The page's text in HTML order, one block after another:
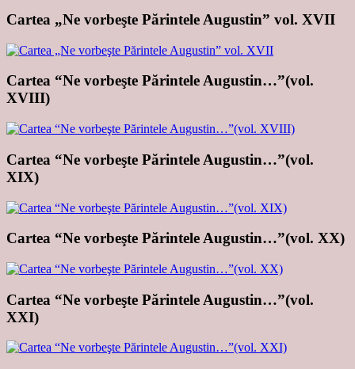
Cartea „Ne vorbeşte Părintele Augustin” vol. XVII
Cartea “Ne vorbeşte Părintele Augustin…”(vol.
XVIII)
Cartea “Ne vorbeşte Părintele Augustin…”(vol.
XIX)
Cartea “Ne vorbeşte Părintele Augustin…”(vol. XX)
Cartea “Ne vorbeşte Părintele Augustin…”(vol.
XXI)